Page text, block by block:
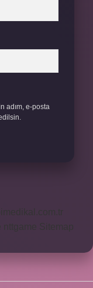
adım, e-posta